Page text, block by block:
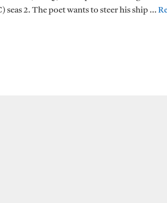
seas 2. The poet wants to steer his ship …